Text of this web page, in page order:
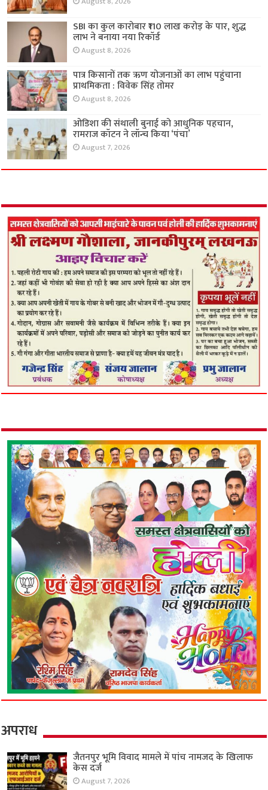
SBI का कुल कारोबार ₹110 लाख करोड़ के पार, शुद्ध
लाभ ने बनाया नया रिकॉर्ड
August 8, 2026
पात्र किसानों तक ऋण योजनाओं का लाभ पहुंचाना
प्राथमिकता : विवेक सिंह तोमर
August 8, 2026
ओडिशा की संथाली बुनाई को आधुनिक पहचान,
रामराज कॉटन ने लॉन्च किया ‘पंचा’
August 7, 2026
अपराध
जैतनपुर भूमि विवाद मामले में पांच नामजद के खिलाफ
केस दर्ज
August 7, 2026